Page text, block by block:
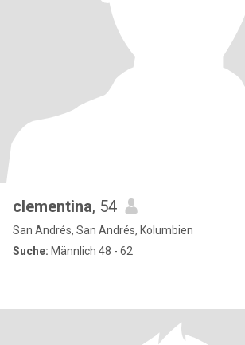
clementina, 54
San Andrés, San Andrés, Kolumbien
Suche: Männlich 48 - 62